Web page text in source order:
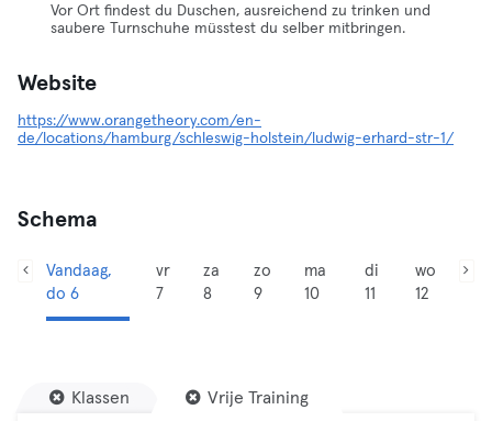
Vor Ort findest du Duschen, ausreichend zu trinken und
saubere Turnschuhe müsstest du selber mitbringen.
Website
https://www.orangetheory.com/en-
de/locations/hamburg/schleswig-holstein/ludwig-erhard-str-1/
Schema
Vandaag,
do 6
vr
7
za
8
zo
9
ma
10
di
11
wo
12
Klassen Vrije Training